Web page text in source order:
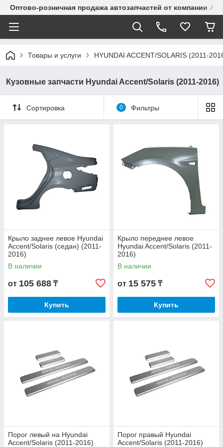
Оптово-розничная продажа автозапчастей от компании
Товары и услуги HYUNDAI ACCENT/SOLARIS (2011-
Кузовные запчасти Hyundai Accent/Solaris (2011-2016)
Сортировка 0 Фильтры
Крыло заднее левое Hyundai
Accent/Solaris (седан) (2011-
2016)
В наличии
от 105 688 ₸
Купить
Крыло переднее левое
Hyundai Accent/Solaris (2011-
2016)
В наличии
от 15 575 ₸
Купить
Порог левый на Hyundai
Accent/Solaris (2011-2016)
Порог правый Hyundai
Accent/Solaris (2011-2016)